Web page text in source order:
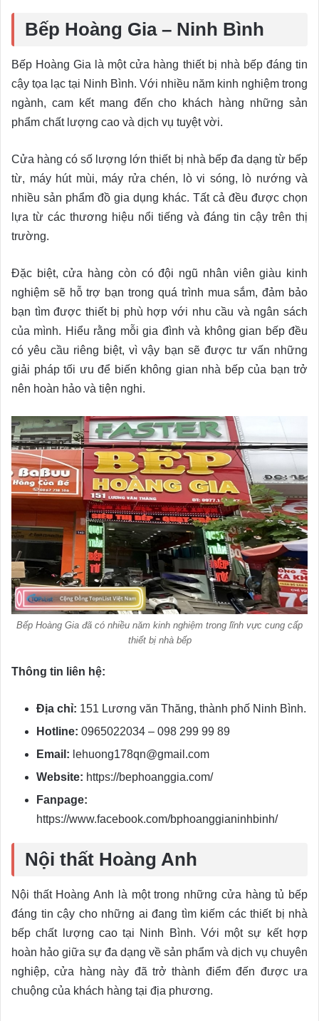
Bếp Hoàng Gia – Ninh Bình
Bếp Hoàng Gia là một cửa hàng thiết bị nhà bếp đáng tin
cậy tọa lạc tại Ninh Bình. Với nhiều năm kinh nghiệm trong
ngành, cam kết mang đến cho khách hàng những sản
phẩm chất lượng cao và dịch vụ tuyệt vời.
Cửa hàng có số lượng lớn thiết bị nhà bếp đa dạng từ bếp
từ, máy hút mùi, máy rửa chén, lò vi sóng, lò nướng và
nhiều sản phẩm đồ gia dụng khác. Tất cả đều được chọn
lựa từ các thương hiệu nổi tiếng và đáng tin cậy trên thị
trường.
Đặc biệt, cửa hàng còn có đội ngũ nhân viên giàu kinh
nghiệm sẽ hỗ trợ bạn trong quá trình mua sắm, đảm bảo
bạn tìm được thiết bị phù hợp với nhu cầu và ngân sách
của mình. Hiểu rằng mỗi gia đình và không gian bếp đều
có yêu cầu riêng biệt, vì vậy bạn sẽ được tư vấn những
giải pháp tối ưu để biến không gian nhà bếp của bạn trở
nên hoàn hảo và tiện nghi.
Bếp Hoàng Gia đã có nhiều năm kinh nghiệm trong lĩnh vực cung cấp
thiết bị nhà bếp
Thông tin liên hệ:
Địa chỉ: 151 Lương văn Thăng, thành phố Ninh Bình.
Hotline: 0965022034 – 098 299 99 89
Email: lehuong178qn@gmail.com
Website: https://bephoanggia.com/
Fanpage:
https://www.facebook.com/bphoanggianinhbinh/
Nội thất Hoàng Anh
Nội thất Hoàng Anh là một trong những cửa hàng tủ bếp
đáng tin cậy cho những ai đang tìm kiếm các thiết bị nhà
bếp chất lượng cao tại Ninh Bình. Với một sự kết hợp
hoàn hảo giữa sự đa dạng về sản phẩm và dịch vụ chuyên
nghiệp, cửa hàng này đã trở thành điểm đến được ưa
chuộng của khách hàng tại địa phương.